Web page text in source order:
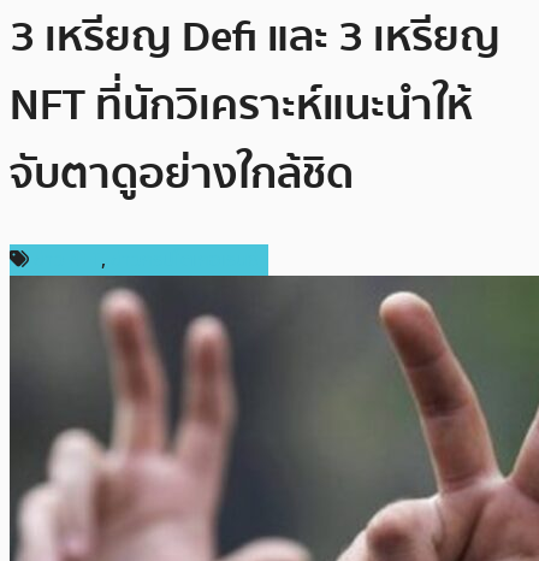
3 เหรียญ Defi และ 3 เหรียญ
NFT ที่นักวิเคราะห์แนะนำให้
จับตาดูอย่างใกล้ชิด
,